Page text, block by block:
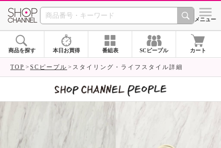
SHOP CHANNEL シメニュー
商品を探す 本日お買得 番組表 SCピープル カート
TOP SCピープル スタイリング・ライフスタイル詳細